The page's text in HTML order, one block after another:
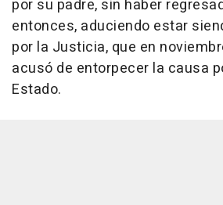
por su padre, sin haber
entonces, aduciendo estar
por la Justicia, que en
acusó de entorpecer la causa
Estado.